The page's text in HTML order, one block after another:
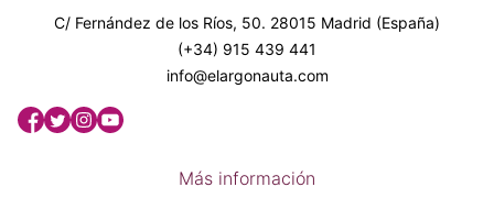
C/ Fernández de los Ríos, 50. 28015 Madrid (España)
(+34) 915 439 441
info@elargonauta.com
Más información